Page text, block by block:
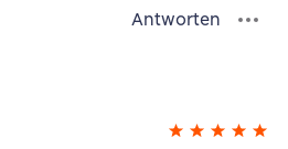
Antworten